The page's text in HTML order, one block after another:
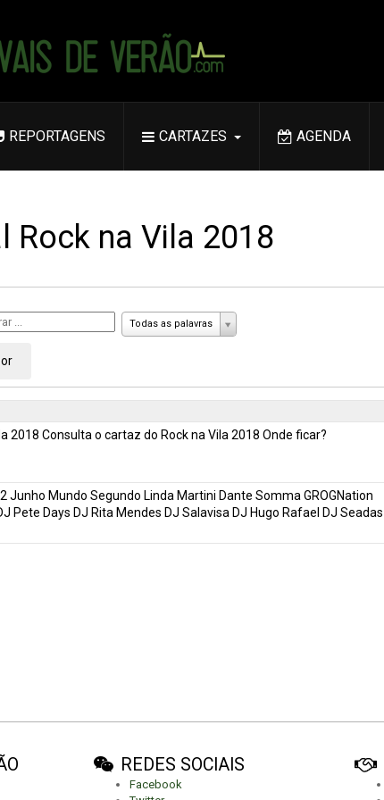
REPORTAGENS CARTAZES AGENDA
Rock na Vila 2018
Todas as palavras
2018 Consulta o cartaz do Rock na Vila 2018 Onde ficar?
Junho Mundo Segundo Linda Martini Dante Somma GROGNation
Pete Days DJ Rita Mendes DJ Salavisa DJ Hugo Rafael DJ Seadas
REDES SOCIAIS
Facebook